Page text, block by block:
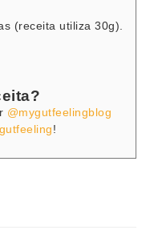
(receita utiliza 30g).
@mygutfeelingblog
!